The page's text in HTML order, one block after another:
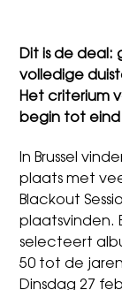
Dit is de deal:
volledige
Het criterium
begin tot eind
In Brussel
plaats met
Blackout
plaatsvinden.
selecteert
50 tot de
Dinsdag 27